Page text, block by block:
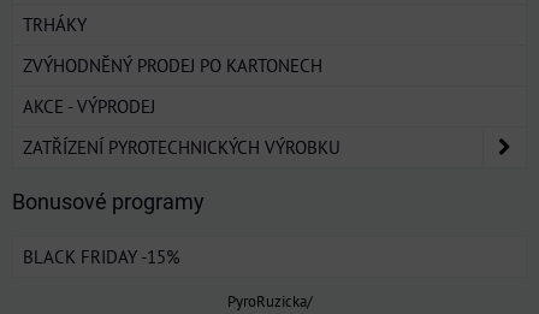
TRHÁKY
ZVÝHODNĚNÝ PRODEJ PO KARTONECH
AKCE - VÝPRODEJ
ZATŘÍZENÍ PYROTECHNICKÝCH VÝROBKU
Bonusové programy
BLACK FRIDAY -15%
PyroRuzicka/